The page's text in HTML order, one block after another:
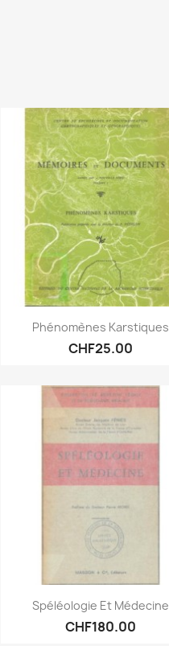
Quick view
Phénomènes Karstiques
CHF25.00
Quick view
Spéléologie Et Médecine
CHF180.00